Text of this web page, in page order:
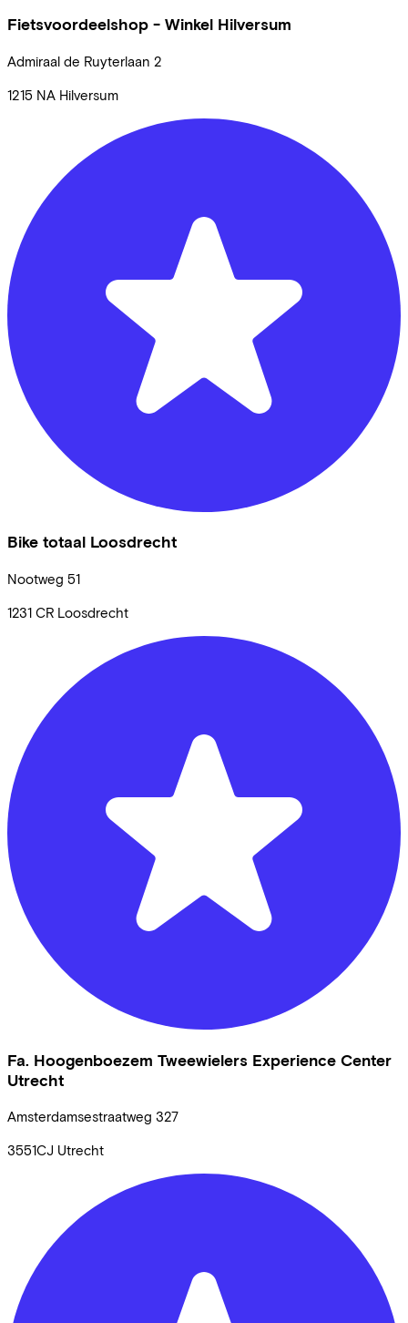
Fietsvoordeelshop - Winkel Hilversum
Admiraal de Ruyterlaan 2
1215 NA Hilversum
Bike totaal Loosdrecht
Nootweg 51
1231 CR Loosdrecht
Fa. Hoogenboezem Tweewielers Experience Center
Utrecht
Amsterdamsestraatweg 327
3551CJ Utrecht